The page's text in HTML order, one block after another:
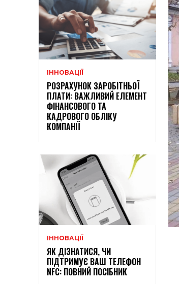
ІННОВАЦІЇ
РОЗРАХУНОК ЗАРОБІТНЬОЇ
ПЛАТИ: ВАЖЛИВИЙ ЕЛЕМЕНТ
ФІНАНСОВОГО ТА
КАДРОВОГО ОБЛІКУ
КОМПАНІЇ
ІННОВАЦІЇ
ЯК ДІЗНАТИСЯ, ЧИ
ПІДТРИМУЄ ВАШ ТЕЛЕФОН
NFC: ПОВНИЙ ПОСІБНИК